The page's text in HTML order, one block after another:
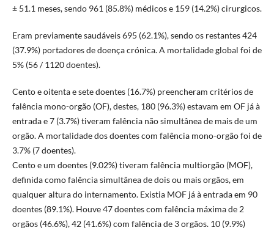
± 51.1 meses, sendo 961 (85.8%) médicos e 159 (14.2%) cirurgicos.
Eram previamente saudáveis 695 (62.1%), sendo os restantes 424
(37.9%) portadores de doença crónica. A mortalidade global foi de
5% (56 / 1120 doentes).
Cento e oitenta e sete doentes (16.7%) preencheram critérios de
falência mono-orgão (OF), destes, 180 (96.3%) estavam em OF já à
entrada e 7 (3.7%) tiveram falência não simultânea de mais de um
orgão. A mortalidade dos doentes com falência mono-orgão foi de
3.7% (7 doentes).
Cento e um doentes (9.02%) tiveram falência multiorgão (MOF),
definida como falência simultânea de dois ou mais orgãos, em
qualquer altura do internamento. Existia MOF já à entrada em 90
doentes (89.1%). Houve 47 doentes com falência máxima de 2
orgãos (46.6%), 42 (41.6%) com falência de 3 orgãos. 10 (9.9%)